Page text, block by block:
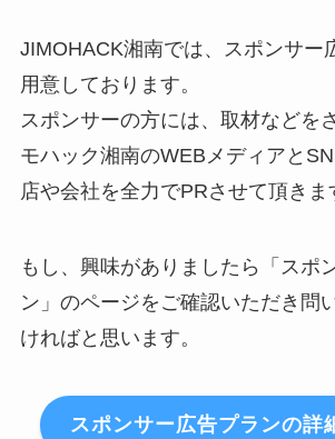
JIMOHACK湘南では、スポンサー
用意しております。
スポンサーの方には、取材などを
モハック湘南のWEBメディアと
店や会社を全力でPRさせて頂きま
もし、興味がありましたら「スポ
ン」のページをご確認いただき問
ければと思います。
スポンサー広告プランの詳